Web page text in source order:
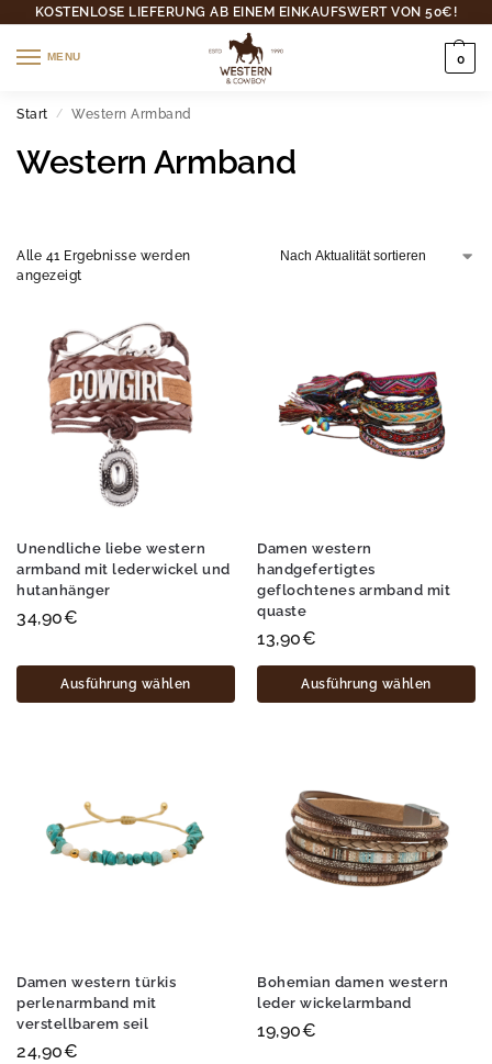
KOSTENLOSE LIEFERUNG AB EINEM EINKAUFSWERT VON 50€!
MENU 0
Start / Western Armband
Western Armband
Alle 41 Ergebnisse werden
angezeigt
Unendliche liebe western
armband mit lederwickel und
hutanhänger
34,90€
Ausführung wählen
Damen western
handgefertigtes
geflochtenes armband mit
quaste
13,90€
Ausführung wählen
Damen western türkis
perlenarmband mit
verstellbarem seil
24,90€
Bohemian damen western
leder wickelarmband
19,90€